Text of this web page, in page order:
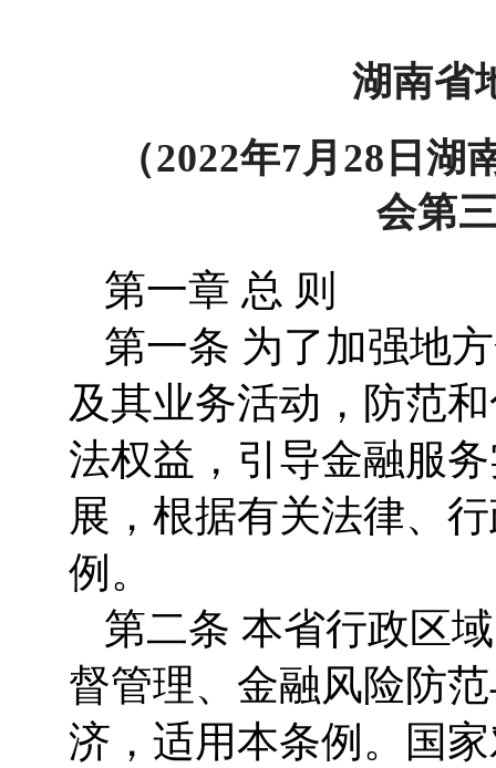
湖南省
（2022年7月28日
会第
第一章 总 则
第一条 为了加强地
及其业务活动，防范
法权益，引导金融服
展，根据有关法律、
例。
第二条 本省行政区
督管理、金融风险防
济，适用本条例。国